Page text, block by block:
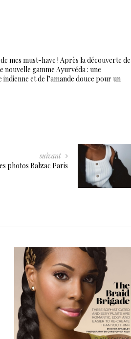
mes must-have ! Après la découverte de
gamme Ayurvéda : une
et de l’amande douce pour un
suivant
photos Balzac Paris